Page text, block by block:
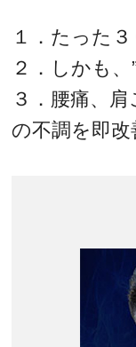
１．たった
２．しかも
３．腰痛、
の不調を即改